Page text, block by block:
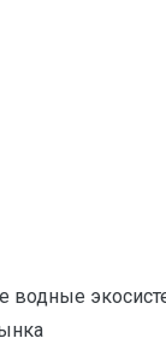
водные